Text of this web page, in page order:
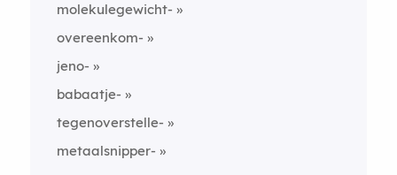
molekulegewicht-
overeenkom-
jeno-
babaatje-
tegenoverstelle-
metaalsnipper-